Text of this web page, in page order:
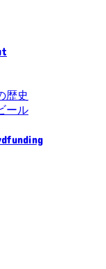
歴史
ール